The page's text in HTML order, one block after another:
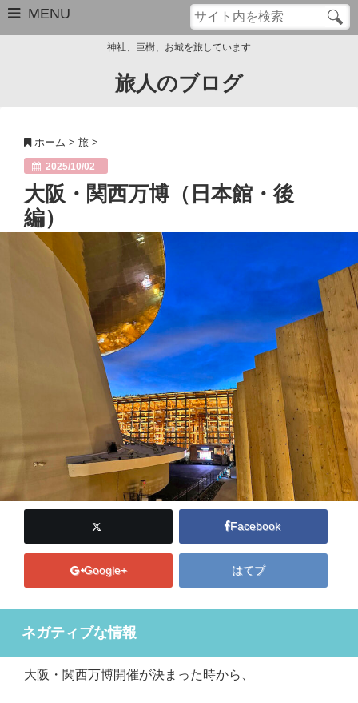
MENU
サイトマップ
管理人のプロフィール
Close
神社、巨樹、お城を旅しています
旅人のブログ
ホーム > 旅 >
2025/10/02
大阪・関西万博（日本館・後
編）
Facebook
Google+ はてブ
ネガティブな情報
大阪・関西万博開催が決まった時から、